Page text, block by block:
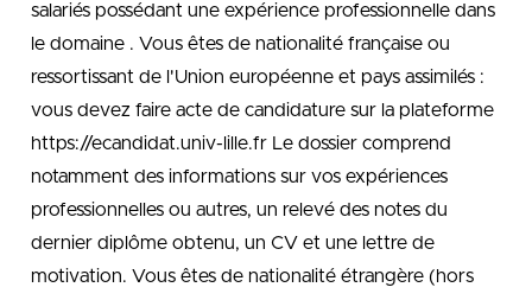
salariés possédant une expérience professionnelle dans
le domaine . Vous êtes de nationalité française ou
ressortissant de l'Union européenne et pays assimilés :
vous devez faire acte de candidature sur la plateforme
https://ecandidat.univ-lille.fr Le dossier comprend
notamment des informations sur vos expériences
professionnelles ou autres, un relevé des notes du
dernier diplôme obtenu, un CV et une lettre de
motivation. Vous êtes de nationalité étrangère (hors